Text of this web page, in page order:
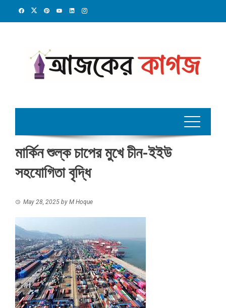
মার্কিন শুল্ক চাপের মুখে চীন-ইইউ
সহযোগিতা বৃদ্ধি
May 28, 2025 by M Hoque